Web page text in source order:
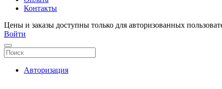
Контакты
Цены и заказы доступны только для авторизованных
Войти
Авторизация